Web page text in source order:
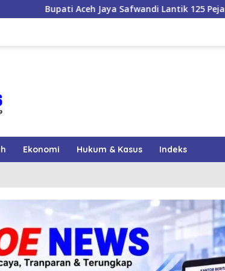
Safwandi Lantik 125 Pejabat, Enam Camat Dilantik
Ekonomi Hukum & Kasus Indeks